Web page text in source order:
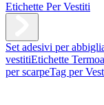
Etichette Per Vestiti
Set adesivi per
vestitiEtichette
per scarpeTag per